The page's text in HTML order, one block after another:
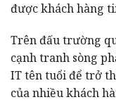
được khách hàng
Trên đấu trường
cạnh tranh sòng
IT tên tuổi để trở
của nhiều khách